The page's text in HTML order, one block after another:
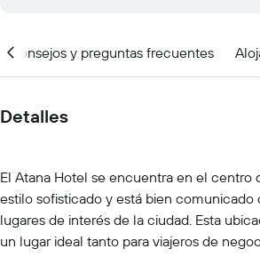
Consejos y preguntas frecuentes
Detalles
El Atana Hotel se encuentra en el centro
estilo sofisticado y está bien comunicado
lugares de interés de la ciudad. Esta
un lugar ideal tanto para viajeros de